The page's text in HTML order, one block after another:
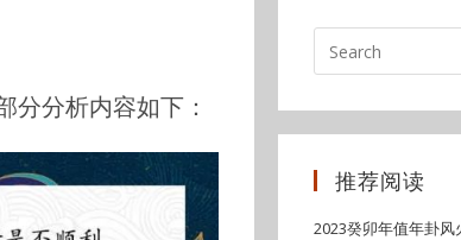
分析内容如下：
推荐阅读
2023癸卯年值年卦